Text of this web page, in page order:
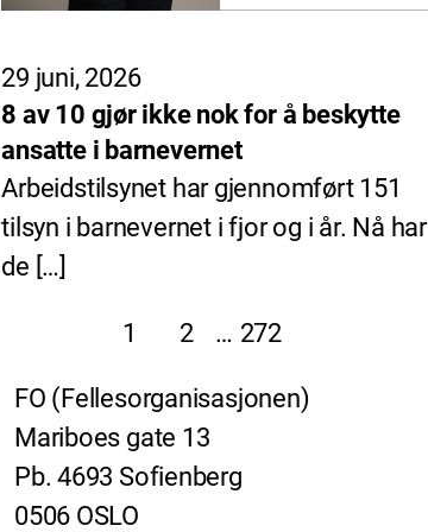
29 juni, 2026
8 av 10 gjør ikke nok for å beskytte
ansatte i barnevernet
Arbeidstilsynet har gjennomført 151
tilsyn i barnevernet i fjor og i år. Nå har
de […]
1
2 … 272
FO (Fellesorganisasjonen)
Mariboes gate 13
Pb. 4693 Sofienberg
0506 OSLO